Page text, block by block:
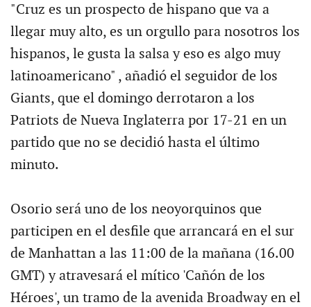
"Cruz es un prospecto de hispano que va a
llegar muy alto, es un orgullo para nosotros los
hispanos, le gusta la salsa y eso es algo muy
latinoamericano" , añadió el seguidor de los
Giants, que el domingo derrotaron a los
Patriots de Nueva Inglaterra por 17-21 en un
partido que no se decidió hasta el último
minuto.
Osorio será uno de los neoyorquinos que
participen en el desfile que arrancará en el sur
de Manhattan a las 11:00 de la mañana (16.00
GMT) y atravesará el mítico 'Cañón de los
Héroes', un tramo de la avenida Broadway en el